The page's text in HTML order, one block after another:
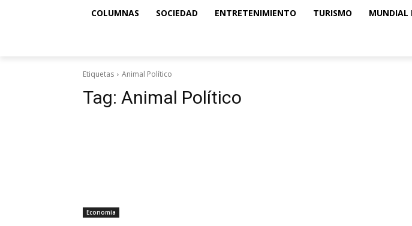
COLUMNAS SOCIEDAD ENTRETENIMIENTO TURISMO MUNDIAL
Etiquetas Animal Político
Tag: Animal Político
Economía